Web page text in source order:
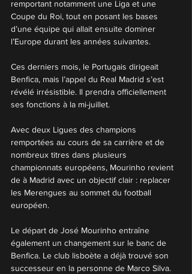
remportant notamment une Liga et une
Coupe du Roi, tout en posant les bases
d’une équipe qui allait ensuite dominer
l’Europe durant les années suivantes.
Ces derniers mois, le Portugais dirigeait
Benfica, mais l’appel du Real Madrid s’est
révélé irrésistible. Il prendra officiellement
ses fonctions à la mi-juillet.
Avec deux Ligues des champions
remportées au cours de sa carrière et de
nombreux titres dans plusieurs
championnats européens, Mourinho revient
de à Madrid avec un objectif clair : replacer
les Merengues au sommet du football
européen.
Le départ de José Mourinho entraîne
également un changement sur le banc de
Benfica. Le club lisboète a déjà trouvé son
successeur en la personne de Marco Silva.